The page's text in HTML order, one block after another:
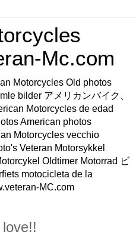
Mc.com
Motorcycles Old photos
bilder アメリカンバイク、
Motorcycles de edad
American photos
Motorcycles vecchio
Veteran Motorsykkel
Oldtimer Motorrad ビ
motocicleta de la
MC.com